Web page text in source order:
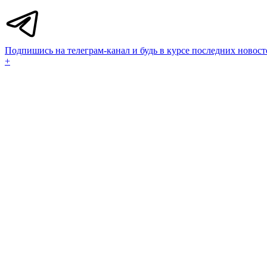
Подпишись на телеграм-канал и будь в курсе последних
+